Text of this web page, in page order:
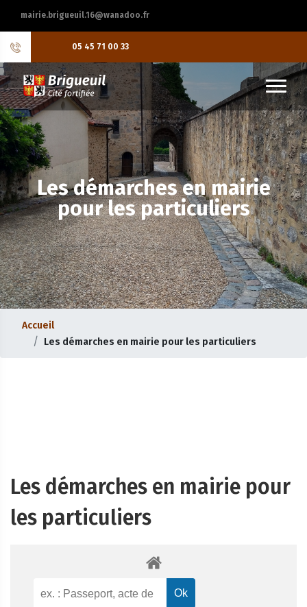
mairie.brigueuil.16@wanadoo.fr
05 45 71 00 33
Les démarches en mairie
pour les particuliers
Accueil
Les démarches en mairie pour les particuliers
Les démarches en mairie pour
les particuliers